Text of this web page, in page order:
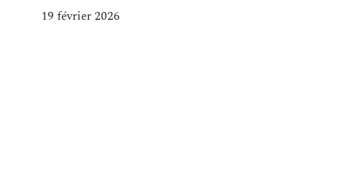
19 février 2026